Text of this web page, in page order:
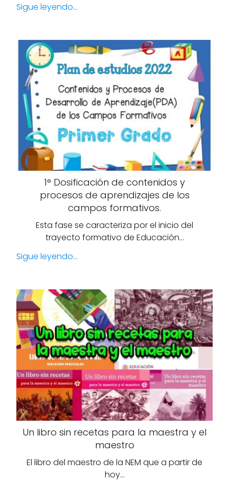
Sigue leyendo...
1° Dosificación de contenidos y
procesos de aprendizajes de los
campos formativos.
Esta fase se caracteriza por el inicio del
trayecto formativo de Educación…
Sigue leyendo...
Un libro sin recetas para la maestra y el
maestro
El libro del maestro de la NEM que a partir de
hoy…